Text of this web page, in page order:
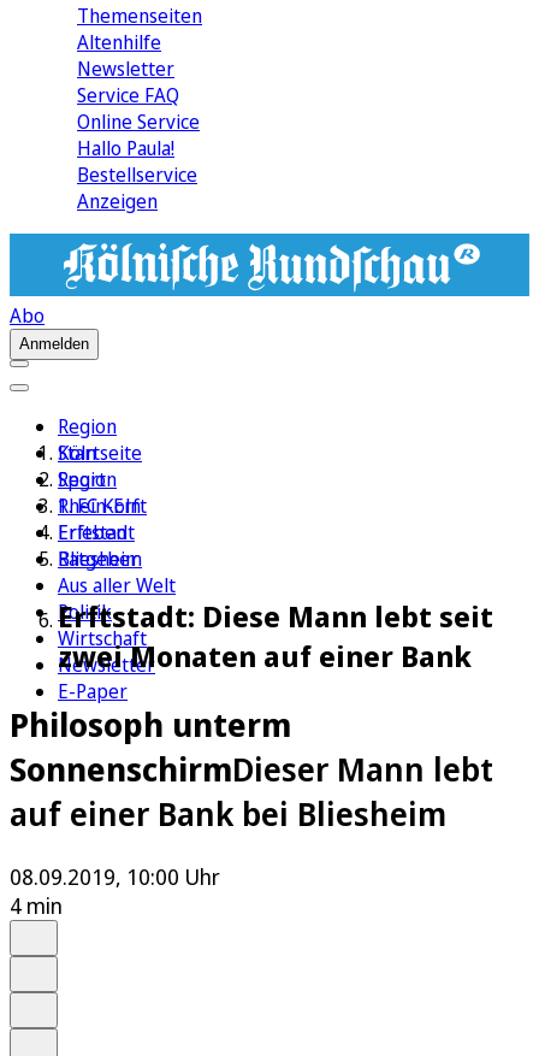
Themenseiten
Altenhilfe
Newsletter
Service FAQ
Online Service
Hallo Paula!
Bestellservice
Anzeigen
Abo
Anmelden
Region
Köln
Sport
1. FC Köln
Erleben
Ratgeber
Aus aller Welt
Politik
Wirtschaft
Newsletter
E-Paper
Startseite
Region
Rhein-Erft
Erftstadt
Bliesheim
Erftstadt: Diese Mann lebt seit
zwei Monaten auf einer Bank
Philosoph unterm
SonnenschirmDieser Mann lebt
auf einer Bank bei Bliesheim
08.09.2019, 10:00 Uhr
4 min